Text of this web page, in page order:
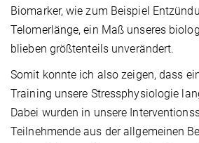
Biomarker, wie zum Beispiel
Telomerlänge, ein Maß unseres
blieben größtenteils unverändert.
Somit konnte ich also zeigen, dass
Training unsere Stressphysiologie
Dabei wurden in unsere
Teilnehmende aus der allgemeinen